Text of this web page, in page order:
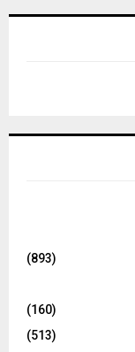
C
(893)
(160)
(513)